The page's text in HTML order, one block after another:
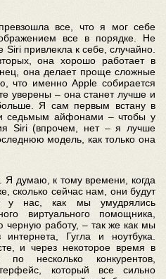
все, что я мог себе
все в порядке. Не
привлекла к себе, случайно.
она хорошо работает в
она делает проще сложные
что именно Apple собирается
уверены – она станет лучше и
Я сам первым встану в
седьмым айфонами – чтобы у
Siri (впрочем, нет – я лучше
модель, как только она
Я думаю, к тому времени, когда
сколько сейчас нам, они будут
у нас, как мы умудрялись
виртуального помощника,
черную работу, – так же как мы
Гугла и ноутбука.
и через некоторое время в
несколько конкурентов,
который все сильно